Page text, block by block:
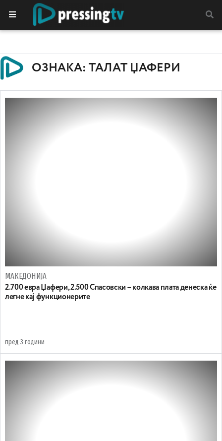
ОЗНАКА: ТАЛАТ ЏАФЕРИ
МАКЕДОНИЈА
2.700 eвра Џафери, 2.500 Спасовски – колкава плата денеска ќе
легне кај функционерите
пред 3 години